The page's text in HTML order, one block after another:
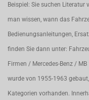
Beispiel: Sie suchen Literatur
man wissen, wann das
Bedienungsanleitungen,
finden Sie dann unter:
Firmen / Mercedes-Benz /
wurde von 1955-1963
Kategorien vorhanden.